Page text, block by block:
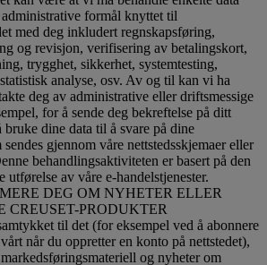
formål knyttet til
med deg inkludert regnskapsføring,
og revisjon, verifisering av betalingskort,
trygghet, sikkerhet, systemtesting,
analyse, osv. Av og til kan vi ha
deg av administrative eller driftsmessige
for å sende deg bekreftelse på ditt
dine data til å svare på dine
gjennom våre nettstedsskjemaer eller
behandlingsaktiviteten er basert på den
utførelse av våre e-handelstjenester.
DEG OM NYHETER ELLER
CREUSET-PRODUKTER
til det (for eksempel ved å abonnere
når du oppretter en konto på nettstedet),
og nyheter om